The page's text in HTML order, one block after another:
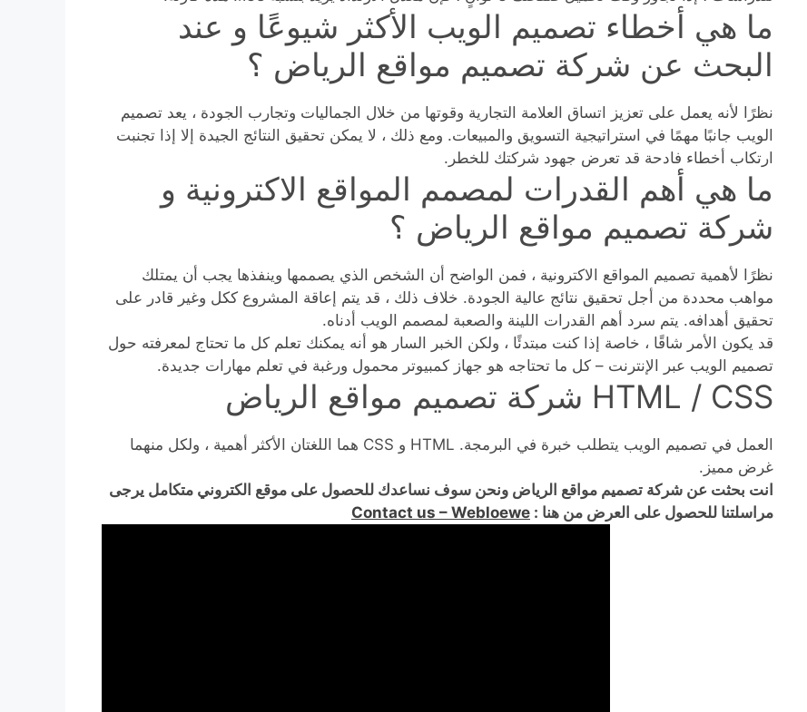
ما هي أخطاء تصميم الويب الأكثر شيوعًا و عند
البحث عن شركة تصميم مواقع الرياض ؟
نظرًا لأنه يعمل على تعزيز اتساق العلامة التجارية وقوتها من خلال الجماليات وتجارب الجودة ، يعد تصميم
الويب جانبًا مهمًا في استراتيجية التسويق والمبيعات. ومع ذلك ، لا يمكن تحقيق النتائج الجيدة إلا إذا تجنبت
ارتكاب أخطاء فادحة قد تعرض جهود شركتك للخطر.
ما هي أهم القدرات لمصمم المواقع الاكترونية و
شركة تصميم مواقع الرياض ؟
نظرًا لأهمية تصميم المواقع الاكترونية ، فمن الواضح أن الشخص الذي يصممها وينفذها يجب أن يمتلك
مواهب محددة من أجل تحقيق نتائج عالية الجودة. خلاف ذلك ، قد يتم إعاقة المشروع ككل وغير قادر على
تحقيق أهدافه. يتم سرد أهم القدرات اللينة والصعبة لمصمم الويب أدناه.
قد يكون الأمر شاقًا ، خاصة إذا كنت مبتدئًا ، ولكن الخبر السار هو أنه يمكنك تعلم كل ما تحتاج لمعرفته حول
تصميم الويب عبر الإنترنت – كل ما تحتاجه هو جهاز كمبيوتر محمول ورغبة في تعلم مهارات جديدة.
HTML / CSS شركة تصميم مواقع الرياض
العمل في تصميم الويب يتطلب خبرة في البرمجة. HTML و CSS هما اللغتان الأكثر أهمية ، ولكل منهما
غرض مميز.
انت بحثت عن شركة تصميم مواقع الرياض ونحن سوف نساعدك للحصول على موقع الكتروني متكامل يرجى
مراسلتنا للحصول على العرض من هنا : Contact us – Webloewe